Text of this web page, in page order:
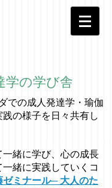
学の学び舎
ダでの成人発達学・ 瑜伽
践の様子を日々共有し
緒に学び、心の成長
緒に実践していくコ
ゼミナール─ 大人のた